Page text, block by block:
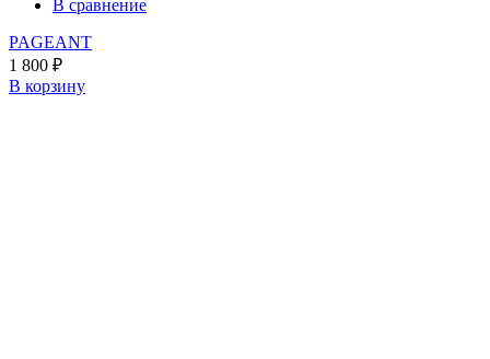
В сравнение
PAGEANT
1 800 ₽
В корзину